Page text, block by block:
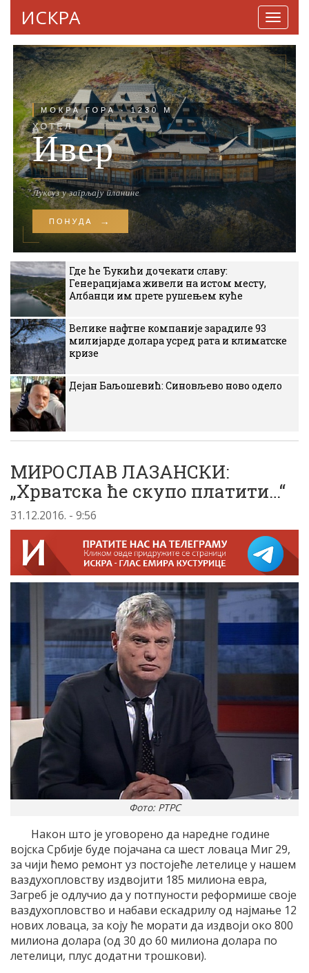
ИСКРА
Где ће Ђукићи дочекати славу:
Генерацијама живели на истом месту,
Албанци им прете рушењем куће
Велике нафтне компаније зарадиле 93
милијарде долара усред рата и климатске
кризе
Дејан Баљошевић: Синовљево ново одело
МИРОСЛАВ ЛАЗАНСКИ:
„Хрватска ће скупо платити…“
31.12.2016. - 9:56
Фото: РТРС
Након што је уговорено да наредне године
војска Србије буде појачана са шест ловаца Миг 29,
за чији ћемо ремонт уз постојеће летелице у нашем
ваздухопловству издвојити 185 милиона евра,
Загреб је одлучио да у потпуности реформише своје
ваздухопловство и набави ескадрилу од најмање 12
нових ловаца, за коју ће морати да издвоји око 800
милиона долара (од 30 до 60 милиона долара по
летелици, плус додатни трошкови).